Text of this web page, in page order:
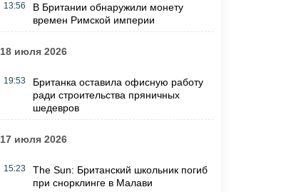
13:56
В Британии обнаружили монету
времен Римской империи
18 июля 2026
19:53
Британка оставила офисную работу
ради строительства пряничных
шедевров
17 июля 2026
15:23
The Sun: Британский школьник погиб
при снорклинге в Малави